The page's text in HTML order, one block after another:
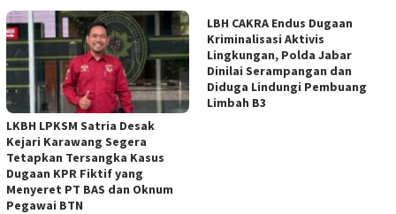
LKBH LPKSM Satria Desak
Kejari Karawang Segera
Tetapkan Tersangka Kasus
Dugaan KPR Fiktif yang
Menyeret PT BAS dan Oknum
Pegawai BTN
LBH CAKRA Endus Dugaan
Kriminalisasi Aktivis
Lingkungan, Polda Jabar
Dinilai Serampangan dan
Diduga Lindungi Pembuang
Limbah B3